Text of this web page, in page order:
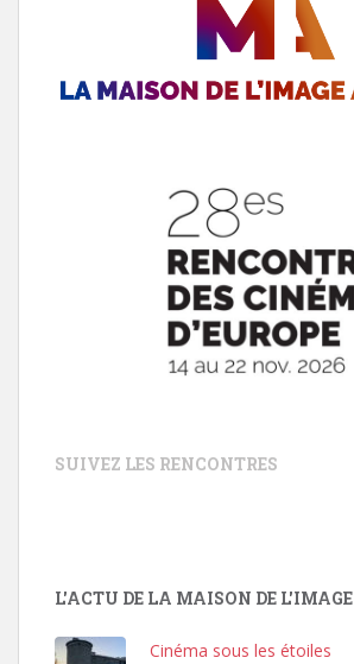
SUIVEZ LES RENCONTRES
L'ACTU DE LA MAISON DE L'IMAGE
Cinéma sous les étoiles